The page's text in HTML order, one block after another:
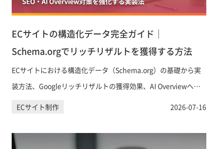
ECサイトの構造化データ完全ガイド｜
Schema.orgでリッチリザルトを獲得する方法
ECサイトにおける構造化データ（Schema.org）の基礎から実
装方法、Googleリッチリザルトの獲得効果、AI Overviewへの
引用対策まで、EC担当者が知っておくべき構造化データ活用法
ECサイト制作 2026-07-16